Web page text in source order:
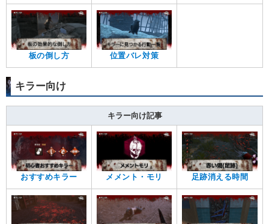
板の倒し方 位置バレ対策
キラー向け
キラー向け記事
おすすめキラー メメント・モリ 足跡消える時間